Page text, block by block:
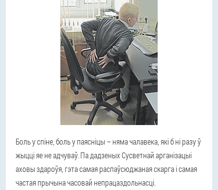
Боль у спіне, боль у паясніцы – няма чалавека, які б ні разу ў
жыцці яе не адчуваў. Па дадзеных Сусветнай арганізацыі
аховы здароўя, гэта самая распаўсюджаная скарга і самая
частая прычына часовай непрацаздольнасці.